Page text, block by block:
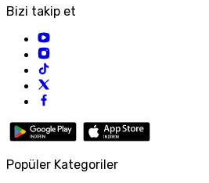
Bizi takip et
Popüler Kategoriler